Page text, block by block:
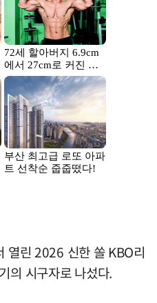
열린 2026 신한 쏠 KBO리
의 시구자로 나섰다.